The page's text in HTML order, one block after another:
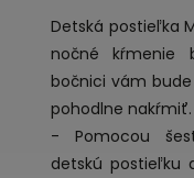
Detská postieľka
nočné kŕmenie
bočnici vám
pohodlne nakŕmiť.
- Pomocou
detskú postieľku